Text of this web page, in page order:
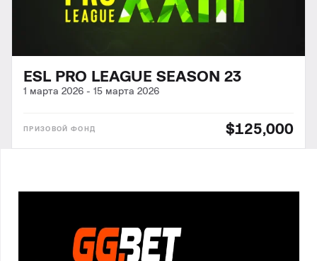
ESL PRO LEAGUE SEASON 23
1 марта 2026 - 15 марта 2026
$125,000